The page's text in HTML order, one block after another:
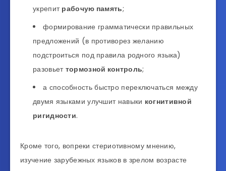
укрепит рабочую память;
формирование грамматически правильных
предложений (в противорез желанию
подстроиться под правила родного языка)
разовьет тормозной контроль;
а способность быстро переключаться между
двумя языками улучшит навыки когнитивной
ригидности.
Кроме того, вопреки стериотивному мнению,
изучение зарубежных языков в зрелом возрасте